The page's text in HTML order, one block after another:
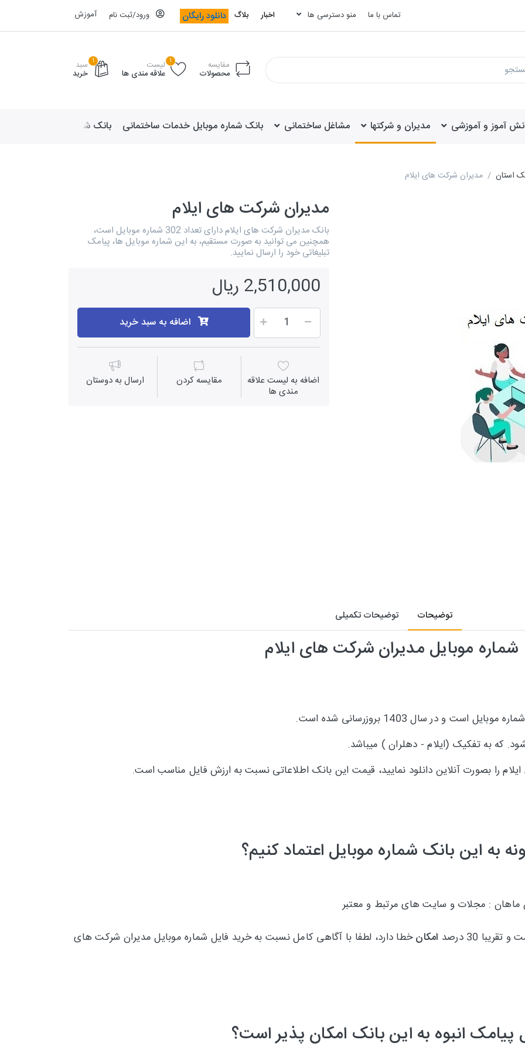
تماس با ما منو دسترسی ها اخبار بلاگ دانلود رایگان ورود/ثبت نام آموزش
مقایسه
محصولات
1 لیست
علاقه مندی ها
1 سبد
خرید
آموز و آموزشی مدیران و شرکتها مشاغل ساختمانی بانک شماره موبایل خدمات ساختمانی بانک شماره موبایل لوازم
استان مدیران شرکت های ایلام
مدیران شرکت های ایلام
بانک مدیران شرکت های ایلام دارای تعداد 302 شماره موبایل است،
همچنین می توانید به صورت مستقیم، به این شماره موبایل ها، پیامک
تبلیغاتی خود را ارسال نمایید.
2,510,000 ریال
اضافه به سبد خرید
اضافه به لیست علاقه
مندی ها
مقايسه كردن ارسال به دوستان
توضیحات توضیحات تکمیلی
شماره موبایل مدیران شرکت های ایلام
موبایل است و در سال 1403 بروزرسانی شده است.
که به تفکیک (ایلام - دهلران ) میباشد.
را بصورت آنلاین دانلود نمایید، قیمت این بانک اطلاعاتی نسبت به ارزش فایل مناسب است.
به این بانک شماره موبایل اعتماد کنیم؟
ماهان : مجلات و سایت های مرتبط و معتبر
امکانخطا دارد، لطفا با آگاهی کامل نسبت به خرید فایل شماره موبایل مدیران شرکت های
پیامک انبوه به این بانک امکان پذیر است؟